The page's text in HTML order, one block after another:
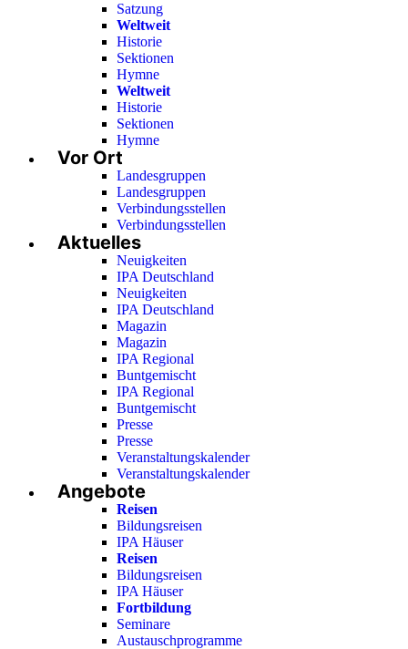
Satzung
Weltweit
Historie
Sektionen
Hymne
Weltweit
Historie
Sektionen
Hymne
Vor Ort
Landesgruppen
Landesgruppen
Verbindungsstellen
Verbindungsstellen
Aktuelles
Neuigkeiten
IPA Deutschland
Neuigkeiten
IPA Deutschland
Magazin
Magazin
IPA Regional
Buntgemischt
IPA Regional
Buntgemischt
Presse
Presse
Veranstaltungskalender
Veranstaltungskalender
Angebote
Reisen
Bildungsreisen
IPA Häuser
Reisen
Bildungsreisen
IPA Häuser
Fortbildung
Seminare
Austauschprogramme